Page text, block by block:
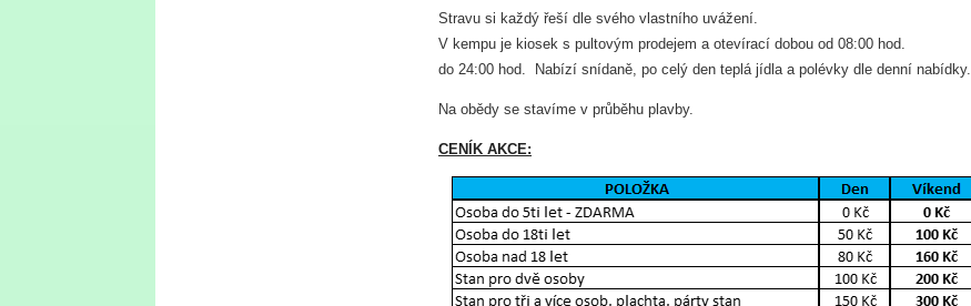
Stravu si každý řeší dle svého vlastního uvážení.
V kempu je kiosek s pultovým prodejem a otevírací dobou od 08:00 hod.
do 24:00 hod. Nabízí snídaně, po celý den teplá jídla a polévky dle denní nabídky.
Na obědy se stavíme v průběhu plavby.
CENÍK AKCE: